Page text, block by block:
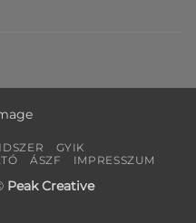
GYIK
ÁSZF IMPRESSZUM
Peak Creative